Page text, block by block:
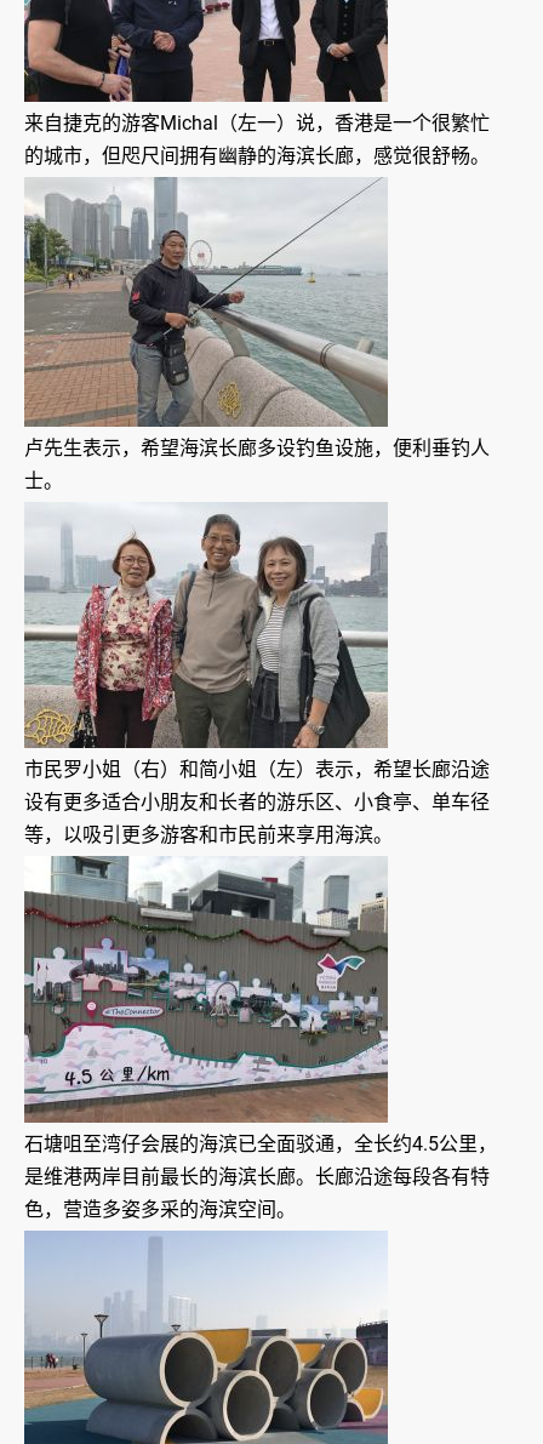
来自捷克的游客Michal（左一）说，香港是一个很繁忙
的城市，但咫尺间拥有幽静的海滨长廊，感觉很舒畅。
卢先生表示，希望海滨长廊多设钓鱼设施，便利垂钓人
士。
市民罗小姐（右）和简小姐（左）表示，希望长廊沿途
设有更多适合小朋友和长者的游乐区、小食亭、单车径
等，以吸引更多游客和市民前来享用海滨。
石塘咀至湾仔会展的海滨已全面驳通，全长约4.5公里，
是维港两岸目前最长的海滨长廊。长廊沿途每段各有特
色，营造多姿多采的海滨空间。